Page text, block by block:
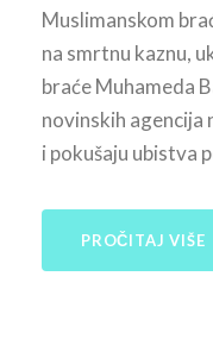
Muslimanskom
na smrtnu kaznu,
braće Muhameda
novinskih agencija
i pokušaju ubistva
PROČITAJ VIŠE